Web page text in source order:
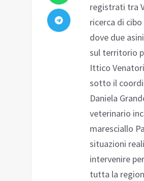
registrati tra
ricerca di
dove due
sul territorio
Ittico
sotto il
Daniela
veterinario
maresciallo
situazioni
intervenire
tutta la